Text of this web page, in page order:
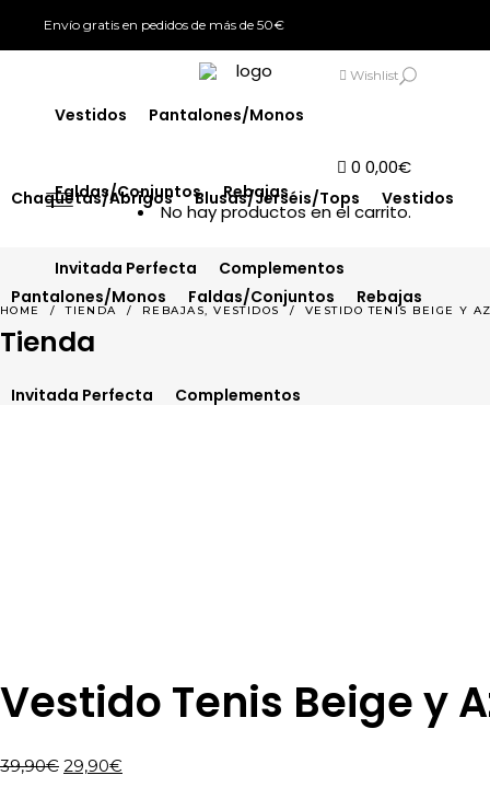
Envío gratis en pedidos de más de 50€
Wishlist
Chaquetas/Abrigos Blusas/Jerséis/Tops Vestidos
Pantalones/Monos Faldas/Conjuntos Rebajas
Invitada Perfecta Complementos
0 0,00€
No hay productos en el carrito.
Chaquetas/Abrigos
Vestidos Pantalones/Monos
Faldas/Conjuntos Rebajas
Invitada Perfecta Complementos
HOME /TIENDA / REBAJAS,VESTIDOS / VESTIDO TENIS BEIGE Y
Tienda
Vestido Tenis Beige y
39,90€ El
29,90€